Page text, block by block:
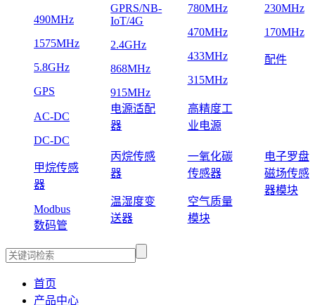
490MHz
1575MHz
5.8GHz
GPS
GPRS/NB-
IoT/4G
2.4GHz
868MHz
915MHz
780MHz
470MHz
433MHz
315MHz
230MHz
170MHz
配件
AC-DC
DC-DC
电源适配
器
高精度工
业电源
甲烷传感
器
Modbus
数码管
丙烷传感
器
温湿度变
送器
一氧化碳
传感器
空气质量
模块
电子罗盘
磁场传感
器模块
首页
产品中心